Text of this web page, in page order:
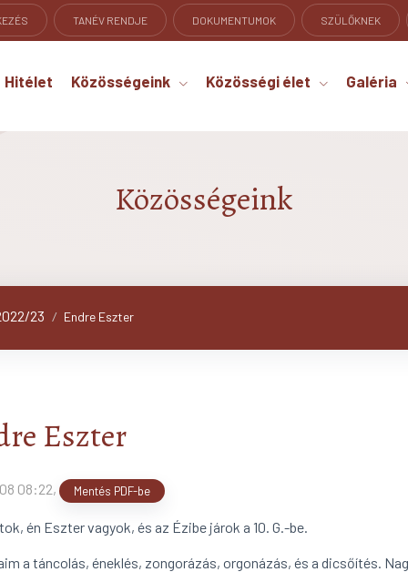
TANÉV RENDJE DOKUMENTUMOK SZÜLŐKNEK
Hitélet Közösségeink Közösségi élet Galéria
Közösségeink
23 / Endre Eszter
Eszter
08:22, Mentés PDF-be
én Eszter vagyok, és az Ézibe járok a 10. G.-be.
a táncolás, éneklés, zongorázás, orgonázás, és a dicsőítés.